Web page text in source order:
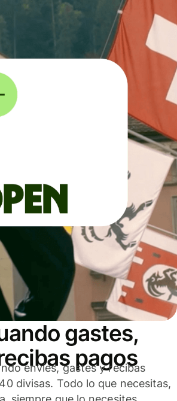
gastes,
pagos
envíes, gastes y recibas
divisas. Todo lo que necesitas,